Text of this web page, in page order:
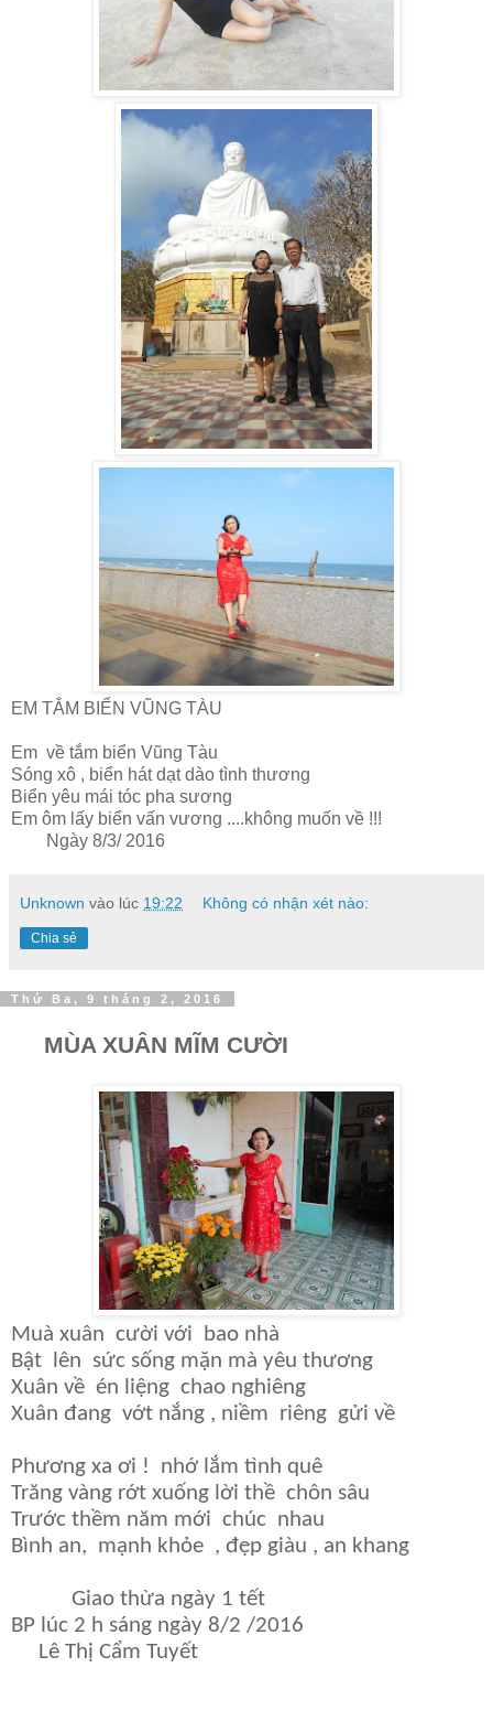
EM TẮM BIỂN VŨNG TÀU
Em về tắm biển Vũng Tàu
Sóng xô , biển hát dạt dào tình thương
Biển yêu mái tóc pha sương
Em ôm lấy biển vấn vương ....không muốn về !!!
Ngày 8/3/ 2016
Unknown vào lúc 19:22 Không có nhận xét nào:
Chia sẻ
Thứ Ba, 9 tháng 2, 2016
MÙA XUÂN MĨM CƯỜI
Muà xuân cười với bao nhà
Bật lên sức sống mặn mà yêu thương
Xuân về én liệng chao nghiêng
Xuân đang vớt nắng , niềm riêng gửi về
Phương xa ơi ! nhớ lắm tình quê
Trăng vàng rớt xuống lời thề chôn sâu
Trước thềm năm mới chúc nhau
Bình an, mạnh khỏe , đẹp giàu , an khang
Giao thừa ngày 1 tết
BP lúc 2 h sáng ngày 8/2 /2016
Lê Thị Cẩm Tuyết